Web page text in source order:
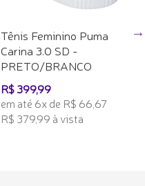
Tênis Feminino Puma
Carina 3.0 SD -
PRETO/BRANCO
R$ 399,99
em até 6x de R$ 66,67
R$ 379,99 à vista